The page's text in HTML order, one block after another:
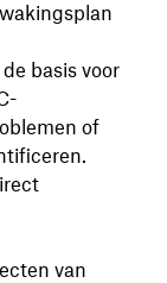
basis voor
of
van